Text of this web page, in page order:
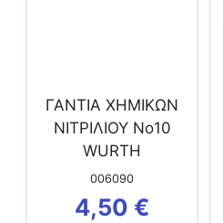
ΓΑΝΤΙΑ ΧΗΜΙΚΩΝ
ΝΙΤΡΙΛΙΟΥ Νο10
WURTH
006090
4,50 €